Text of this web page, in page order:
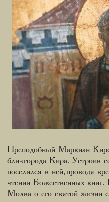
Преподобный Маркиан
близ города Кира. Устроив
поселился в ней, проводя
чтении Божественных
Молва о его святой жизни